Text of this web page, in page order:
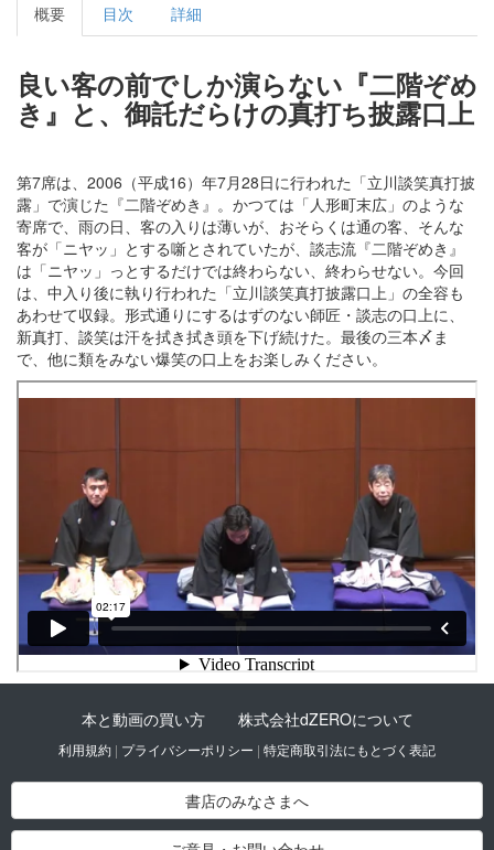
概要 目次 詳細
良い客の前でしか演らない『二階ぞめ
き』と、御託だらけの真打ち披露口上
第7席は、2006（平成16）年7月28日に行われた「立川談笑真打披
露」で演じた『二階ぞめき』。かつては「人形町末広」のような
寄席で、雨の日、客の入りは薄いが、おそらくは通の客、そんな
客が「ニヤッ」とする噺とされていたが、談志流『二階ぞめき』
は「ニヤッ」っとするだけでは終わらない、終わらせない。今回
は、中入り後に執り行われた「立川談笑真打披露口上」の全容も
あわせて収録。形式通りにするはずのない師匠・談志の口上に、
新真打、談笑は汗を拭き拭き頭を下げ続けた。最後の三本〆ま
で、他に類をみない爆笑の口上をお楽しみください。
本と動画の買い方 株式会社dZEROについて
利用規約 | プライバシーポリシー | 特定商取引法にもとづく表記
書店のみなさまへ